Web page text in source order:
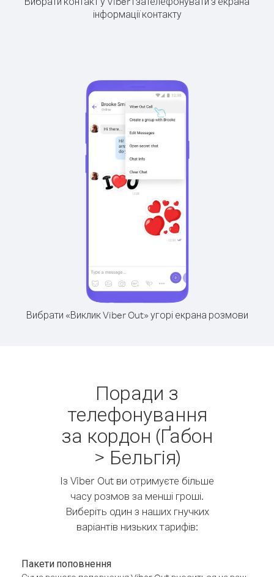
інформації контакту
Вибрати «Виклик Viber Out» угорі екрана розмови
Поради з
телефонування
за кордон (Ґабон
> Бельгія)
Із Viber Out ви отримуєте більше
часу розмов за менші гроші.
Виберіть один з наших гнучких
варіантів низьких тарифів:
Пакети поповнення